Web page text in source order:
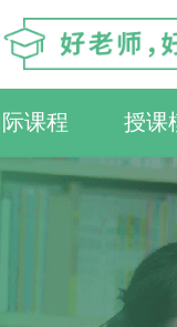
课程 授课